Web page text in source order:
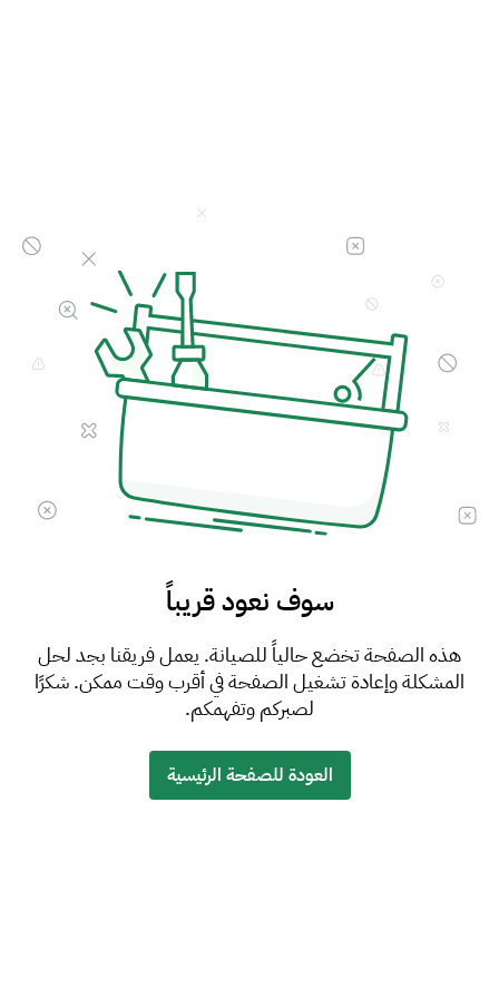
سوف نعود قريباً
هذه الصفحة تخضع حالياً للصيانة. يعمل فريقنا بجد لحل
المشكلة وإعادة تشغيل الصفحة في أقرب وقت ممكن. شكرًا
لصبركم وتفهمكم.
العودة للصفحة الرئيسية